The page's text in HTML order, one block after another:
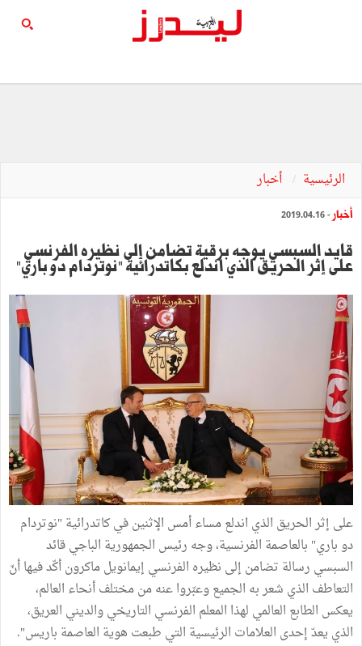
الرئيسية أخبار
أخبار - 2019.04.16
قايد السبسي يوجه برقية تضامن إلى نظيره الفرنسي
على إثر الحريق الذي اندلع بكاتدرائية "نوتردام دو باري"
على إثر الحريق الذي اندلع مساء أمس الإثنين في كاتدرائية "نوتردام
دو باري" بالعاصمة الفرنسية، وجه رئيس الجمهورية الباجي قائد
السبسي رسالة تضامن إلى نظيره الفرنسي إيمانويل ماكرون أكّد فيها أنّ
التعاطف الذي شعر به الجميع وعبّروا عنه من مختلف أنحاء العالم،
يعكس الطابع العالمي لهذا المعلم الفرنسي التاريخي والديني العريق،
الذي يعدّ إحدى العلامات الرئيسية التي طبعت هوية العاصمة باريس".